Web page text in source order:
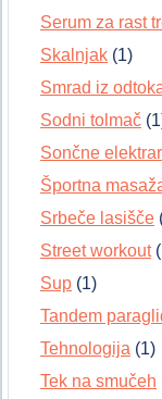
Serum za rast
Skalnjak (1)
Smrad iz
Sodni tolmač
Sončne
Športna
Srbeče lasišče
Street workout
Sup (1)
Tandem
Tehnologija (1)
Tek na smučeh